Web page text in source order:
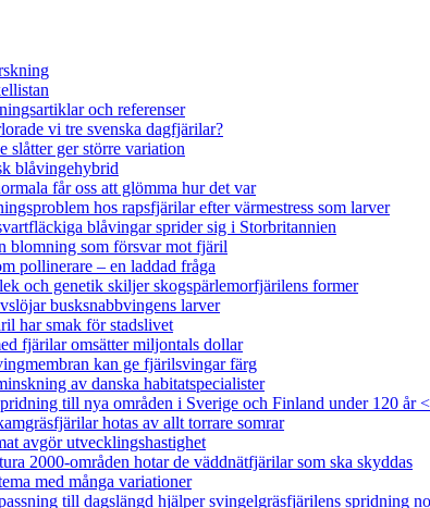
och referenser
vi tre svenska dagfjärilar?
slåtter ger större variation
blåvingehybrid
får oss att glömma hur det var
hos rapsfjärilar efter värmestress som larver
blåvingar sprider sig i Storbritannien
blomning som försvar mot fjäril
pollinerare – en laddad fråga
och genetik skiljer skogspärlemorfjärilens former
busksnabbvingens larver
har smak för stadslivet
fjärilar omsätter miljontals dollar
kan ge fjärilsvingar färg
av danska habitatspecialister
till nya områden i Sverige och Finland under 120 år
hotas av allt torrare somrar
avgör utvecklingshastighet
2000-områden hotar de väddnätfjärilar som ska skyddas
med många variationer
till dagslängd hjälper svingelgräsfjärilens spridning